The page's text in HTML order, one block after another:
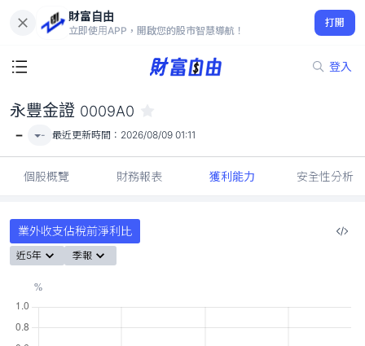
財富自由
立即使用APP，開啟您的股市智慧導航！
打開
登入
-
永豐金證 0009A0
- - 最近更新時間： 2026/08/09 01:11
個股概覽 財務報表 獲利能力 安全性分析
業外收支佔稅前淨利比
近5年 季報